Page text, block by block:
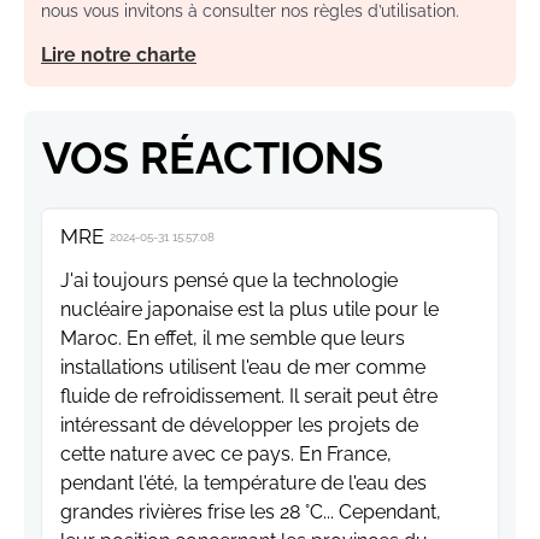
nous vous invitons à consulter nos règles d’utilisation.
Lire notre charte
VOS RÉACTIONS
MRE 2024-05-31 15:57:08
J'ai toujours pensé que la technologie
nucléaire japonaise est la plus utile pour le
Maroc. En effet, il me semble que leurs
installations utilisent l'eau de mer comme
fluide de refroidissement. Il serait peut être
intéressant de développer les projets de
cette nature avec ce pays. En France,
pendant l'été, la température de l'eau des
grandes rivières frise les 28 °C... Cependant,